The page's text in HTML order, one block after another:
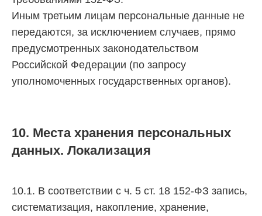
Иным третьим лицам персональные данные не
передаются, за исключением случаев, прямо
предусмотренных законодательством
Российской Федерации (по запросу
уполномоченных государственных органов).
10. Места хранения персональных
данных. Локализация
10.1. В соответствии с ч. 5 ст. 18 152-ФЗ запись,
систематизация, накопление, хранение,